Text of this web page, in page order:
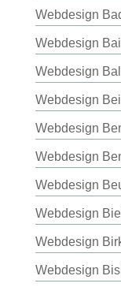
Webdesign
Webdesign
Webdesign
Webdesign
Webdesign
Webdesign
Webdesign
Webdesign
Webdesign
Webdesign